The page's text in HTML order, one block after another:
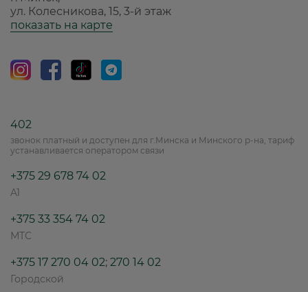
ул. Колесникова, 15, 3-й этаж
показать на карте
402
звонок платный и доступен для г.Минска и Минского р-на, тариф
устанавливается оператором связи
+375 29 678 74 02
A1
+375 33 354 74 02
МТС
+375 17 270 04 02; 270 14 02
Городской